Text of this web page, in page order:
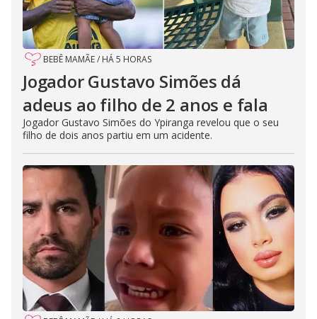
BEBÊ MAMÃE/ HÁ 5 HORAS
Jogador Gustavo Simões dá
adeus ao filho de 2 anos e fala
Jogador Gustavo Simões do Ypiranga revelou que o seu
filho de dois anos partiu em um acidente.